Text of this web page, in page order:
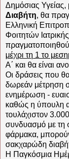
Δημόσιας
Διαβήτη, θα
Ελληνική
Φοιτητών
μέχρι τη 1 το
Α΄ και θα είναι
Οι δράσεις που
δωρεάν μέτρηση
ενημέρωση -
καθώς η ύπουλη
τουλάχιστον
συνδυασμό με τη
φάρμακα,
σακχαρώδη
Η Παγκόσμια